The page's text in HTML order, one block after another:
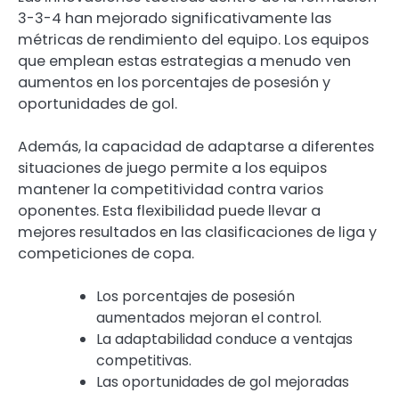
3-3-4 han mejorado significativamente las
métricas de rendimiento del equipo. Los equipos
que emplean estas estrategias a menudo ven
aumentos en los porcentajes de posesión y
oportunidades de gol.
Además, la capacidad de adaptarse a diferentes
situaciones de juego permite a los equipos
mantener la competitividad contra varios
oponentes. Esta flexibilidad puede llevar a
mejores resultados en las clasificaciones de liga y
competiciones de copa.
Los porcentajes de posesión
aumentados mejoran el control.
La adaptabilidad conduce a ventajas
competitivas.
Las oportunidades de gol mejoradas